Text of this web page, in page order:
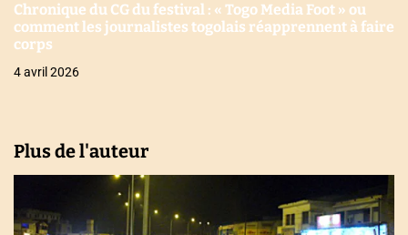
Chronique du CG du festival : « Togo Media Foot » ou
comment les journalistes togolais réapprennent à faire
corps
4 avril 2026
Plus de l'auteur